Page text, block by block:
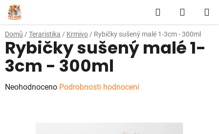
Přejít
na
obsah
Hledat
KOŠÍK
Domů / Teraristika / Krmivo / Rybičky sušený malé 1-3cm - 300ml
Rybičky sušený malé 1-
3cm - 300ml
Průměrné
Neohodnoceno Podrobnosti hodnocení